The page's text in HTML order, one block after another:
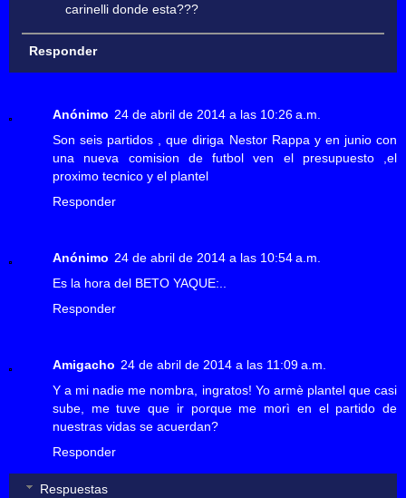
carinelli donde esta???
Responder
Anónimo 24 de abril de 2014 a las 10:26 a.m.
Son seis partidos , que diriga Nestor Rappa y en junio con
una nueva comision de futbol ven el presupuesto ,el
proximo tecnico y el plantel
Responder
Anónimo 24 de abril de 2014 a las 10:54 a.m.
Es la hora del BETO YAQUE:..
Responder
Amigacho 24 de abril de 2014 a las 11:09 a.m.
Y a mi nadie me nombra, ingratos! Yo armè plantel que casi
sube, me tuve que ir porque me morì en el partido de
nuestras vidas se acuerdan?
Responder
Respuestas